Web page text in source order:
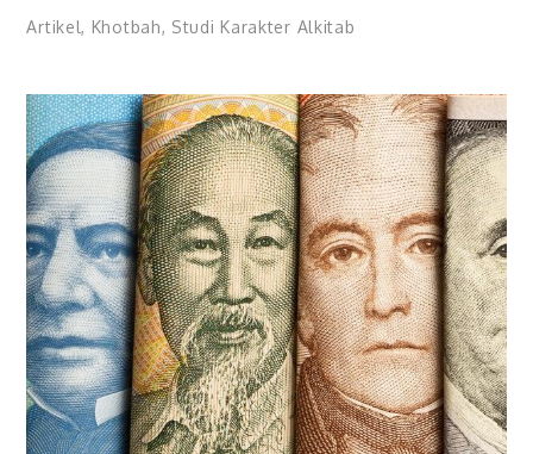
Artikel, Khotbah, Studi Karakter Alkitab